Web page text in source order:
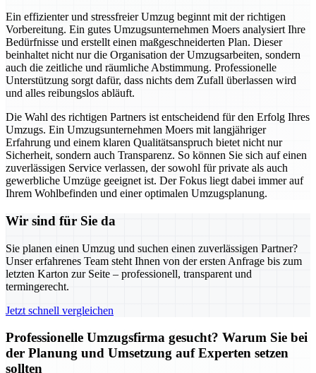
Ein effizienter und stressfreier Umzug beginnt mit der richtigen
Vorbereitung. Ein gutes Umzugsunternehmen Moers analysiert Ihre
Bedürfnisse und erstellt einen maßgeschneiderten Plan. Dieser
beinhaltet nicht nur die Organisation der Umzugsarbeiten, sondern
auch die zeitliche und räumliche Abstimmung. Professionelle
Unterstützung sorgt dafür, dass nichts dem Zufall überlassen wird
und alles reibungslos abläuft.
Die Wahl des richtigen Partners ist entscheidend für den Erfolg Ihres
Umzugs. Ein Umzugsunternehmen Moers mit langjähriger
Erfahrung und einem klaren Qualitätsanspruch bietet nicht nur
Sicherheit, sondern auch Transparenz. So können Sie sich auf einen
zuverlässigen Service verlassen, der sowohl für private als auch
gewerbliche Umzüge geeignet ist. Der Fokus liegt dabei immer auf
Ihrem Wohlbefinden und einer optimalen Umzugsplanung.
Wir sind für Sie da
Sie planen einen Umzug und suchen einen zuverlässigen Partner?
Unser erfahrenes Team steht Ihnen von der ersten Anfrage bis zum
letzten Karton zur Seite – professionell, transparent und
termingerecht.
Jetzt schnell vergleichen
Professionelle Umzugsfirma gesucht? Warum Sie bei
der Planung und Umsetzung auf Experten setzen
sollten